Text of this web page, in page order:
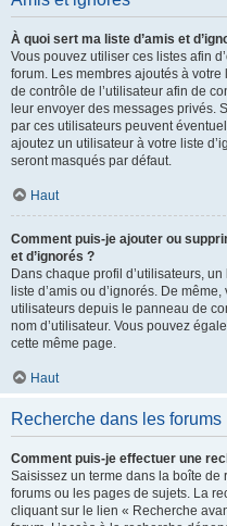
À quoi sert ma liste d’amis et
Vous pouvez utiliser ces listes afin
forum. Les membres ajoutés à
de contrôle de l’utilisateur afin de
leur envoyer des messages privés.
par ces utilisateurs peuvent
ajoutez un utilisateur à votre liste
seront masqués par défaut.
Haut
Comment puis-je ajouter ou
et d’ignorés ?
Dans chaque profil d’utilisateurs,
liste d’amis ou d’ignorés. De
utilisateurs depuis le panneau de
nom d’utilisateur. Vous pouvez
cette même page.
Haut
Recherche dans les forums
Comment puis-je effectuer une
Saisissez un terme dans la boîte de
forums ou les pages de sujets. La
cliquant sur le lien « Recherche